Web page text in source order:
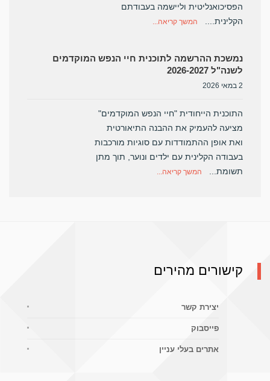
הפסיכואנליטית וליישמה בעבודתם
הקלינית....
המשך קריאה...
נמשכת ההרשמה לתוכנית חיי הנפש המוקדמים
לשנה"ל 2026-2027
2 במאי 2026
התוכנית הייחודית "חיי הנפש המוקדמים"
מציעה להעמיק את ההבנה התיאורטית
ואת אופן ההתמודדות עם סוגיות מורכבות
בעבודה הקלינית עם ילדים ונוער, תוך מתן
תשומת...
המשך קריאה...
קישורים מהירים
יצירת קשר
פייסבוק
אתרים בעלי עניין